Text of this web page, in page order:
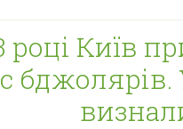
році Київ
бджолярів.